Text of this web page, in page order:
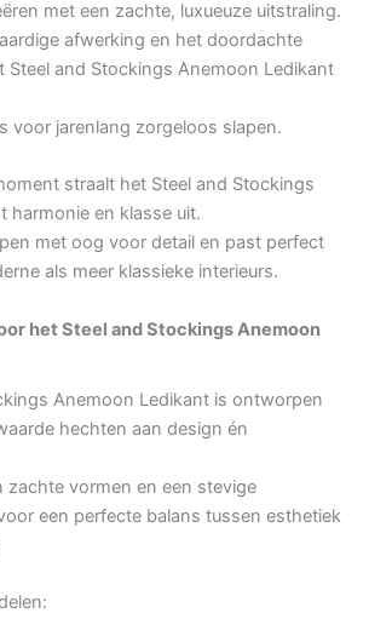
met een zachte, luxueuze uitstraling.
afwerking en het doordachte
and Stockings Anemoon Ledikant
voor jarenlang zorgeloos slapen.
straalt het Steel and Stockings
harmonie en klasse uit.
met oog voor detail en past perfect
als meer klassieke interieurs.
het Steel and Stockings Anemoon
Anemoon Ledikant is ontworpen
hechten aan design én
zachte vormen en een stevige
een perfecte balans tussen esthetiek